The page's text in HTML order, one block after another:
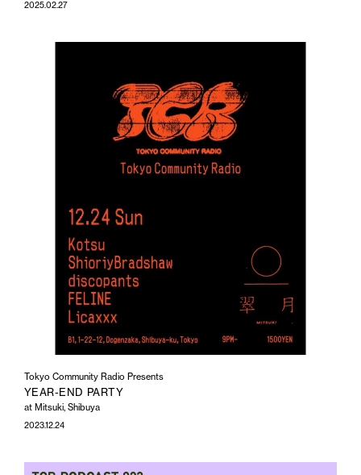
2025.02.27
Tokyo Community Radio Presents
YEAR-END PARTY
at Mitsuki, Shibuya
2023.12.24